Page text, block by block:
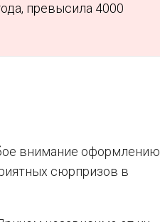
превысила 4000
внимание оформлению
сюрпризов в